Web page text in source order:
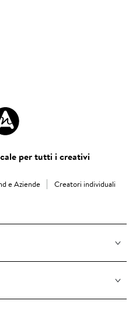
per tutti i creativi
e Aziende Creatori individuali